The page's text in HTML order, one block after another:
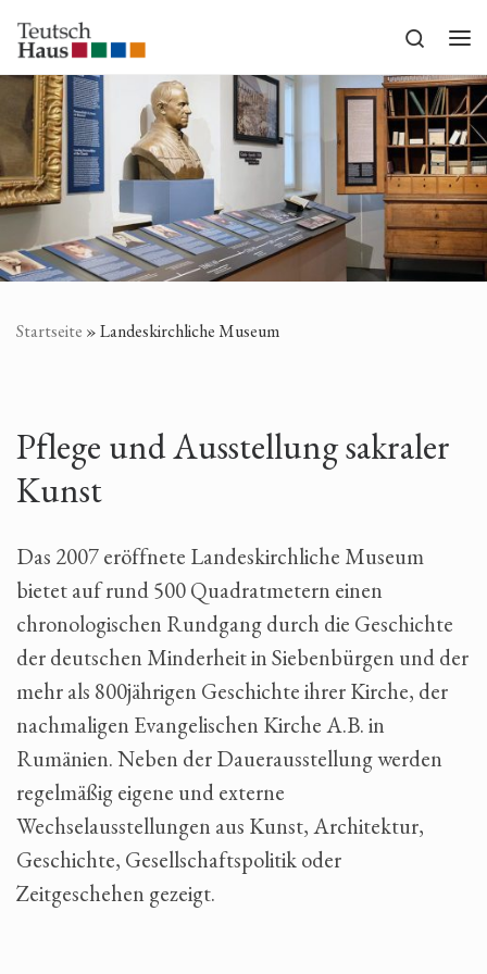
Zum Inhalt springen
Search
Startseite »Landeskirchliche Museum
Pflege und Ausstellung sakraler
Kunst
Das 2007 eröffnete Landeskirchliche Museum
bietet auf rund 500 Quadratmetern einen
chronologischen Rundgang durch die Geschichte
der deutschen Minderheit in Siebenbürgen und der
mehr als 800jährigen Geschichte ihrer Kirche, der
nachmaligen Evangelischen Kirche A.B. in
Rumänien. Neben der Dauerausstellung werden
regelmäßig eigene und externe
Wechselausstellungen aus Kunst, Architektur,
Geschichte, Gesellschaftspolitik oder
Zeitgeschehen gezeigt.